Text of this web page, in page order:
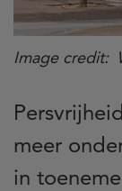
Image credit
meer
in